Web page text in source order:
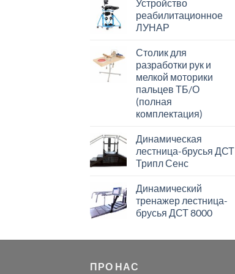
Устройство
реабилитационное
ЛУНАР
Столик для
разработки рук и
мелкой моторики
пальцев ТБ/О
(полная
комплектация)
Динамическая
лестница-брусья ДСТ
Трипл Сенс
Динамический
тренажер лестница-
брусья ДСТ 8000
ПРО НАС